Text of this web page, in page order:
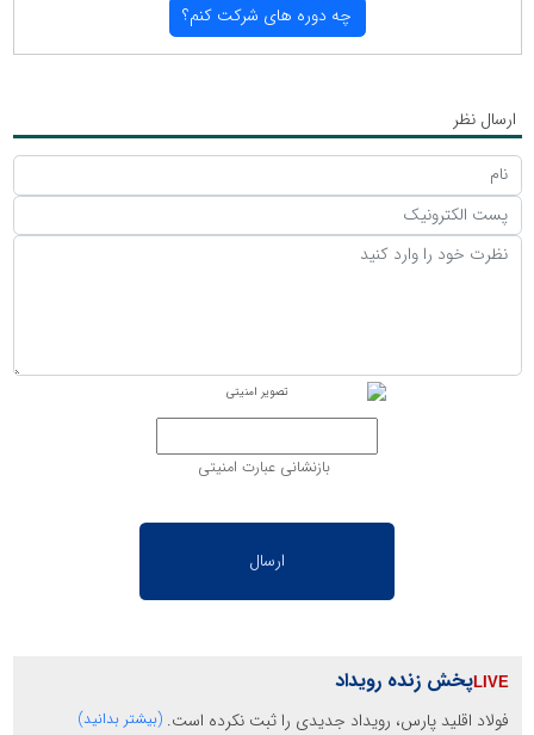
چه دوره های شركت كنم؟
ارسال نظر
بازنشانی عبارت امنیتی
پخش زنده رویداد
فولاد اقلید پارس، رویداد جدیدی را ثبت نکرده است. (بیشتر بدانید)